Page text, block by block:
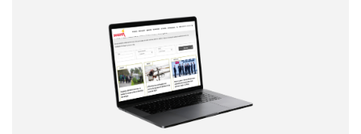
Correo electrónico
Tipo de comentario